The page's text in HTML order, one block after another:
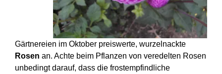
Gärtnereien im Oktober preiswerte, wurzelnackte
Rosen an. Achte beim Pflanzen von veredelten Rosen
unbedingt darauf, dass die frostempfindliche